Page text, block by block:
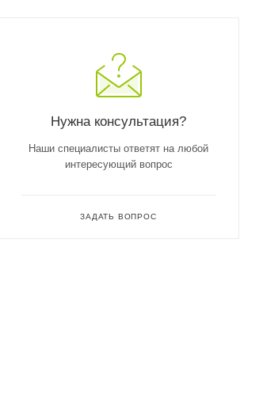
Нужна консультация?
Наши специалисты ответят на любой
интересующий вопрос
ЗАДАТЬ ВОПРОС